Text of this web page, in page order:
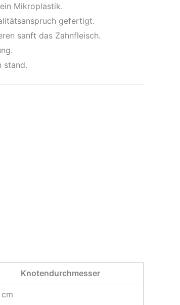
Mikroplastik.
gefertigt.
sanft das Zahnfleisch.
stand.
Knotendurchmesser